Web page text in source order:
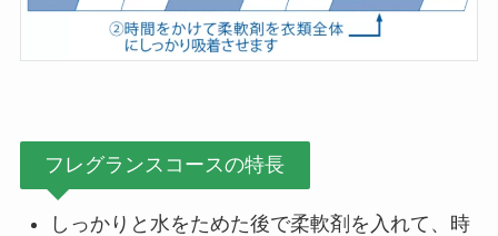
フレグランスコースの特長
しっかりと水をためた後で柔軟剤を入れて、時